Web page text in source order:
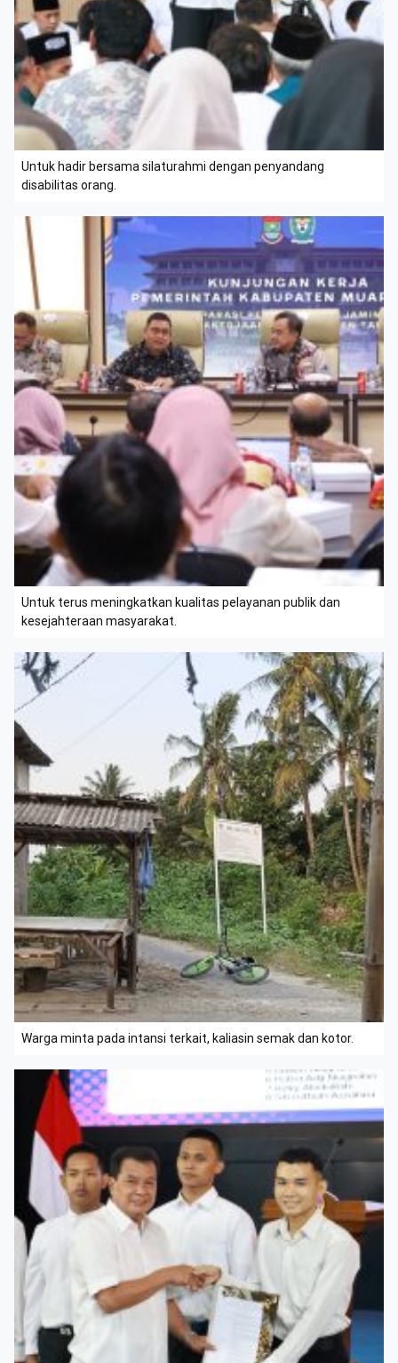
Untuk hadir bersama silaturahmi dengan penyandang
disabilitas orang.
Untuk terus meningkatkan kualitas pelayanan publik dan
kesejahteraan masyarakat.
Warga minta pada intansi terkait, kaliasin semak dan kotor.